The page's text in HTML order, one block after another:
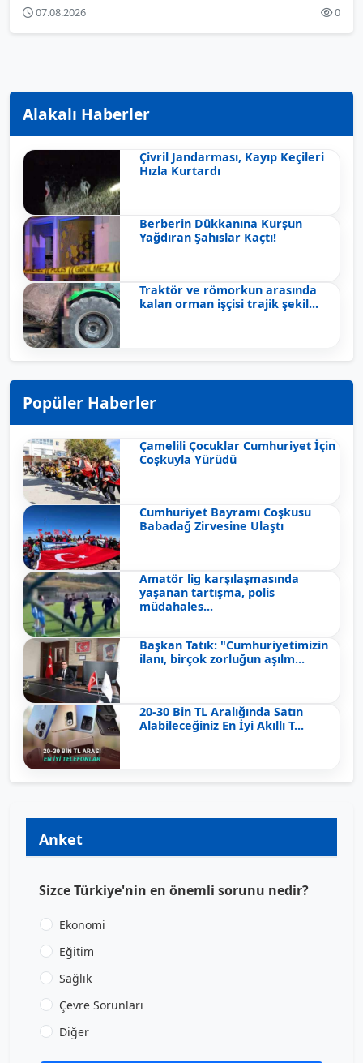
07.08.2026 0
Alakalı Haberler
Çivril Jandarması, Kayıp Keçileri
Hızla Kurtardı
Berberin Dükkanına Kurşun
Yağdıran Şahıslar Kaçtı!
Traktör ve römorkun arasında
kalan orman işçisi trajik şekil...
Popüler Haberler
Çamelili Çocuklar Cumhuriyet İçin
Coşkuyla Yürüdü
Cumhuriyet Bayramı Coşkusu
Babadağ Zirvesine Ulaştı
Amatör lig karşılaşmasında
yaşanan tartışma, polis
müdahales...
Başkan Tatık: "Cumhuriyetimizin
ilanı, birçok zorluğun aşılm...
20-30 Bin TL Aralığında Satın
Alabileceğiniz En İyi Akıllı T...
Anket
Sizce Türkiye'nin en önemli sorunu nedir?
Ekonomi
Eğitim
Sağlık
Çevre Sorunları
Diğer